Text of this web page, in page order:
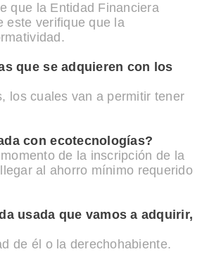
que la Entidad Financiera
este verifique que la
que se adquieren con los
los cuales van a permitir tener
con ecotecnologías?
de la inscripción de la
al ahorro mínimo requerido
usada que vamos a adquirir,
de él o la derechohabiente.